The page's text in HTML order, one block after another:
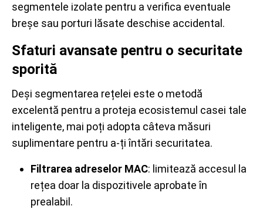
segmentele izolate pentru a verifica eventuale
breșe sau porturi lăsate deschise accidental.
Sfaturi avansate pentru o securitate
sporită
Deși segmentarea rețelei este o metodă
excelentă pentru a proteja ecosistemul casei tale
inteligente, mai poți adopta câteva măsuri
suplimentare pentru a-ți întări securitatea.
Filtrarea adreselor MAC: limitează accesul la
rețea doar la dispozitivele aprobate în
prealabil.